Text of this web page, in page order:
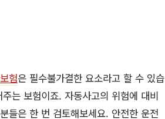
험은 필수불가결한 요소라고 할 수 있습
는 보험이죠. 자동사고의 위험에 대비
들은 한 번 검토해보세요. 안전한 운전